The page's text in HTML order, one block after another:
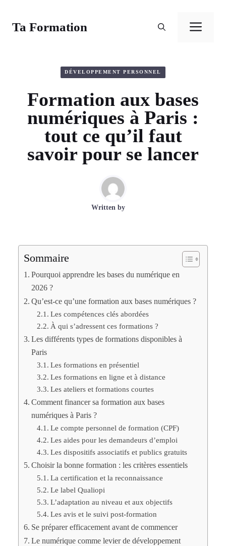
contenuTa Formation
DÉVELOPPEMENT PERSONNEL
Formation aux bases
numériques à Paris :
tout ce qu’il faut
savoir pour se lancer
Written by
Sommaire
Pourquoi apprendre les bases du numérique en
2026 ?
Qu’est-ce qu’une formation aux bases numériques ?
Les compétences clés abordées
À qui s’adressent ces formations ?
Les différents types de formations disponibles à
Paris
Les formations en présentiel
Les formations en ligne et à distance
Les ateliers et formations courtes
Comment financer sa formation aux bases
numériques à Paris ?
Le compte personnel de formation (CPF)
Les aides pour les demandeurs d’emploi
Les dispositifs associatifs et publics gratuits
Choisir la bonne formation : les critères essentiels
La certification et la reconnaissance
Le label Qualiopi
L’adaptation au niveau et aux objectifs
Les avis et le suivi post-formation
Se préparer efficacement avant de commencer
Le numérique comme levier de développement